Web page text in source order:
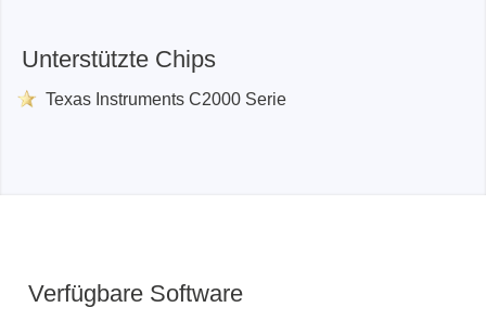
Unterstützte Chips
Texas Instruments C2000 Serie
Verfügbare Software